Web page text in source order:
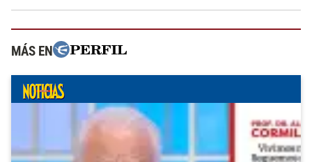
MÁS EN